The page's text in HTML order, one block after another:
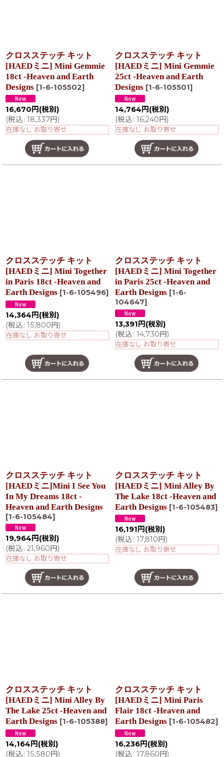
クロスステッチ キット
[HAEDミニ] Mini Gemmie
18ct -Heaven and Earth
Designs [1-6-105502]
16,670 円 (税別)
(税込: 18,337円)
在庫なし お取り寄せ
クロスステッチ キット
[HAEDミニ] Mini Gemmie
25ct -Heaven and Earth
Designs [1-6-105501]
14,764 円 (税別)
(税込: 16,240円)
在庫なし お取り寄せ
クロスステッチ キット
[HAEDミニ] Mini Together
in Paris 18ct -Heaven and
Earth Designs [1-6-105496]
14,364 円 (税別)
(税込: 15,800円)
在庫なし お取り寄せ
クロスステッチ キット
[HAEDミニ] Mini Together
in Paris 25ct -Heaven and
Earth Designs [1-6-
104647]
13,391 円 (税別)
(税込: 14,730円)
在庫なし お取り寄せ
クロスステッチ キット
[HAEDミニ]Mini I See You
In My Dreams 18ct -
Heaven and Earth Designs
[1-6-105484]
19,964 円 (税別)
(税込: 21,960円)
在庫なし お取り寄せ
クロスステッチ キット
[HAEDミニ] Mini Alley By
The Lake 18ct -Heaven and
Earth Designs [1-6-105483]
16,191 円 (税別)
(税込: 17,810円)
在庫なし お取り寄せ
クロスステッチ キット
[HAEDミニ] Mini Alley By
The Lake 25ct -Heaven and
Earth Designs [1-6-105388]
14,164 円 (税別)
(税込: 15,580円)
クロスステッチ キット
[HAEDミニ] Mini Paris
Flair 18ct -Heaven and
Earth Designs [1-6-105482]
16,236円 (税別)
(税込: 17,860円)